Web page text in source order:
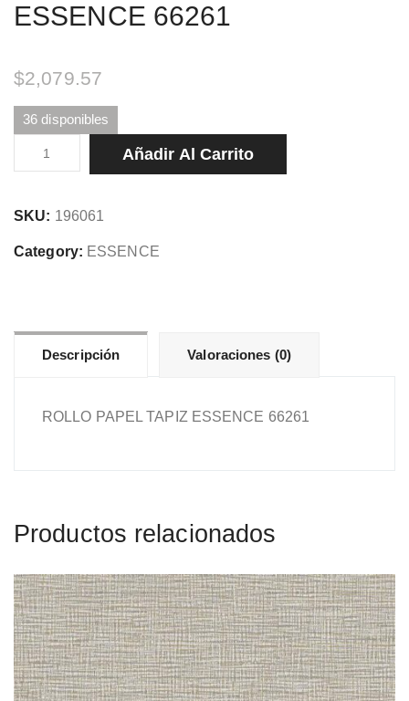
ESSENCE 66261
$2,079.57
36 disponibles
ROLLO
PAPEL
ESSENCE
66261
Añadir Al Carrito
SKU: 196061
Category: ESSENCE
Descripción Valoraciones (0)
ROLLO PAPEL TAPIZ ESSENCE 66261
Productos relacionados